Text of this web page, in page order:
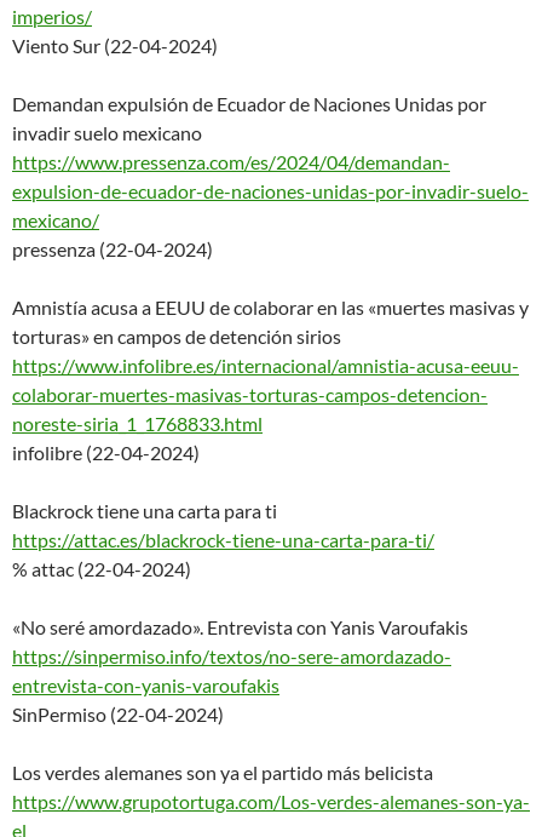
imperios/
Viento Sur (22-04-2024)
Demandan expulsión de Ecuador de Naciones Unidas por
invadir suelo mexicano
https://www.pressenza.com/es/2024/04/demandan-
expulsion-de-ecuador-de-naciones-unidas-por-invadir-suelo-
mexicano/
pressenza (22-04-2024)
Amnistía acusa a EEUU de colaborar en las «muertes masivas y
torturas» en campos de detención sirios
https://www.infolibre.es/internacional/amnistia-acusa-eeuu-
colaborar-muertes-masivas-torturas-campos-detencion-
noreste-siria_1_1768833.html
infolibre (22-04-2024)
Blackrock tiene una carta para ti
https://attac.es/blackrock-tiene-una-carta-para-ti/
% attac (22-04-2024)
«No seré amordazado». Entrevista con Yanis Varoufakis
https://sinpermiso.info/textos/no-sere-amordazado-
entrevista-con-yanis-varoufakis
SinPermiso (22-04-2024)
Los verdes alemanes son ya el partido más belicista
https://www.grupotortuga.com/Los-verdes-alemanes-son-ya-
el